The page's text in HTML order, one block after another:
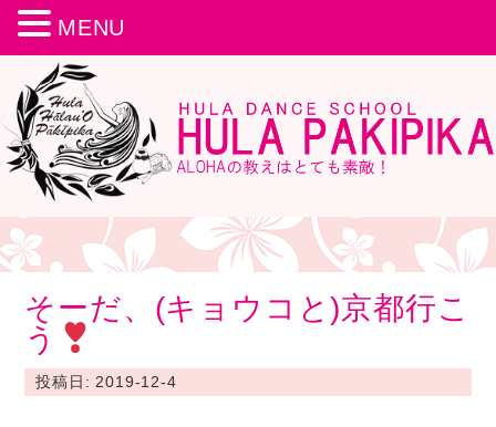
そーだ、(キョウコと)京都行こ
う
投稿日: 2019-12-4
MENU